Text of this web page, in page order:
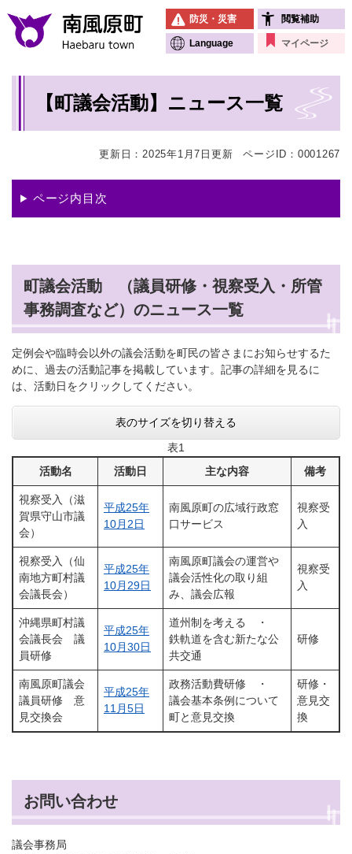
メニューを飛ばして本文へ
防災・災害 閲覧補助
Language マイページ
【町議会活動】ニュース一覧
更新日：2025年1月7日更新 ページID：0001267
ページ内目次
町議会活動 （議員研修・視察受入・所管
事務調査など）のニュース一覧
定例会や臨時会以外の議会活動を町民の皆さまにお知らせするた
めに、過去の活動記事を掲載しています。記事の詳細を見るに
は、活動日をクリックしてください。
表のサイズを切り替える
表1
活動名
活動日 主な内容 備考
視察受入（滋
賀県守山市議
会）
平成25年
10月2日
南風原町の広域行政窓
口サービス
視察受
入
視察受入（仙
南地方町村議
会議長会）
平成25年
10月29日
南風原町議会の運営や
議会活性化の取り組
み、議会広報
視察受
入
沖縄県町村議
会議長会 議
員研修
平成25年
10月30日
道州制を考える ・
鉄軌道を含む新たな公
共交通
研修
南風原町議会
議員研修 意
見交換会
平成25年
11月5日
政務活動費研修 ・
議会基本条例について
町と意見交換
研修・
意見交
換
お問い合わせ
議会事務局